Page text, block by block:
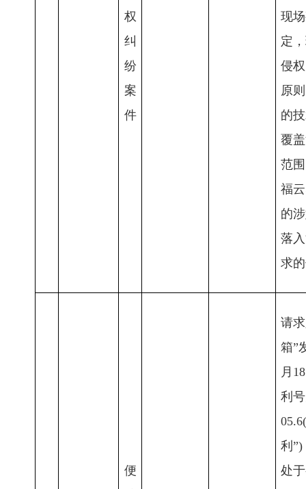
权
纠
纷
案
件
现
定
侵
原
的
覆
范
福
的
落
求
便
请
箱”
月
利
利
处